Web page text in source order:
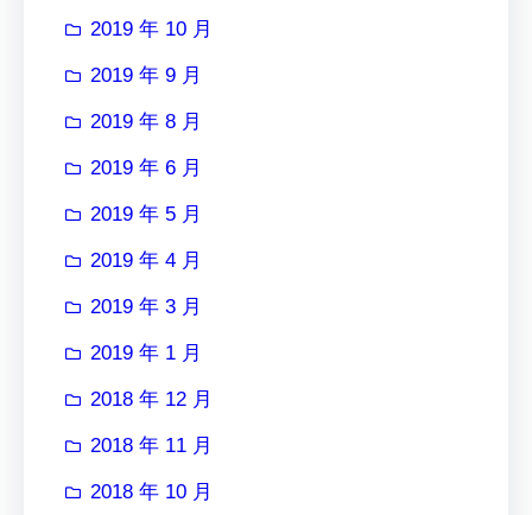
2019 年 10 月
2019 年 9 月
2019 年 8 月
2019 年 6 月
2019 年 5 月
2019 年 4 月
2019 年 3 月
2019 年 1 月
2018 年 12 月
2018 年 11 月
2018 年 10 月